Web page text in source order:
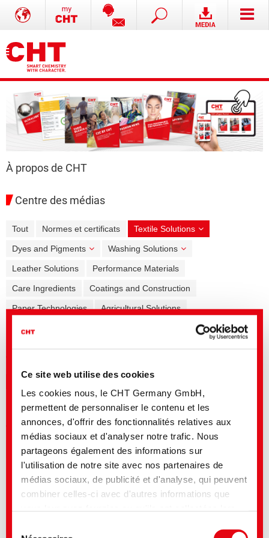
Ce site web utilise des cookies
Les cookies nous, le CHT Germany GmbH,
permettent de personnaliser le contenu et les
annonces, d'offrir des fonctionnalités relatives aux
médias sociaux et d'analyser notre trafic. Nous
partageons également des informations sur
l'utilisation de notre site avec nos partenaires de
médias sociaux, de publicité et d'analyse, qui peuvent
combiner celles-ci avec d'autres informations que
À propos de CHT
Centre des médias
Tout Normes et certificats Textile Solutions
Dyes and Pigments Washing Solutions
Leather Solutions Performance Materials
Care Ingredients Coatings and Construction
Paper Technologies Agricultural Solutions
Formulation additives - Co-Producer Release Agents
Mining Solutions
Articles confectionnés
Auxiliaires pour les fibres
Langue
ZDHC ChemCheck Summary Report |
Auxiliaries
ColorFinder | Info
Polyamide Excellence | Pretreatment,